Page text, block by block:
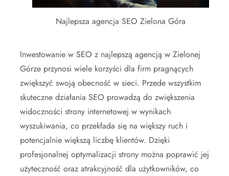
Najlepsza agencja SEO Zielona Góra
Inwestowanie w SEO z najlepszą agencją w Zielonej
Górze przynosi wiele korzyści dla firm pragnących
zwiększyć swoją obecność w sieci. Przede wszystkim
skuteczne działania SEO prowadzą do zwiększenia
widoczności strony internetowej w wynikach
wyszukiwania, co przekłada się na większy ruch i
potencjalnie większą liczbę klientów. Dzięki
profesjonalnej optymalizacji strony można poprawić jej
użyteczność oraz atrakcyjność dla użytkowników, co